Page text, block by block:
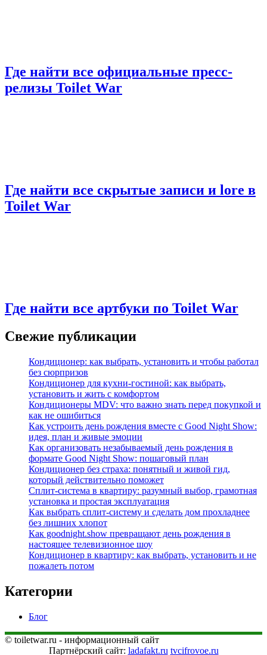
Где найти все официальные пресс-
релизы Toilet War
Где найти все скрытые записи и lore в
Toilet War
Где найти все артбуки по Toilet War
Свежие публикации
Кондиционер: как выбрать, установить и чтобы работал
без сюрпризов
Кондиционер для кухни‑гостиной: как выбрать,
установить и жить с комфортом
Кондиционеры MDV: что важно знать перед покупкой и
как не ошибиться
Как устроить день рождения вместе с Good Night Show:
идея, план и живые эмоции
Как организовать незабываемый день рождения в
формате Good Night Show: пошаговый план
Кондиционер без страха: понятный и живой гид,
который действительно поможет
Сплит-система в квартиру: разумный выбор, грамотная
установка и простая эксплуатация
Как выбрать сплит‑систему и сделать дом прохладнее
без лишних хлопот
Как goodnight.show превращают день рождения в
настоящее телевизионное шоу
Кондиционер в квартиру: как выбрать, установить и не
пожалеть потом
Категории
Блог
© toiletwar.ru - информационный сайт
Партнёрский сайт: ladafakt.ru tvcifrovoe.ru